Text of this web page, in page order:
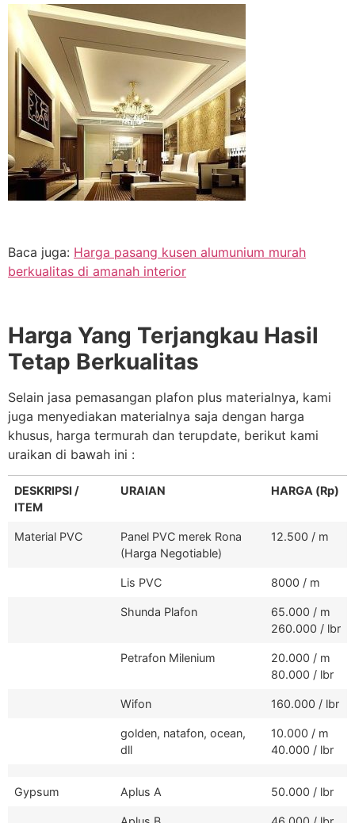
Baca juga: Harga pasang kusen alumunium murah
berkualitas di amanah interior
Harga Yang Terjangkau Hasil
Tetap Berkualitas
Selain jasa pemasangan plafon plus materialnya, kami
juga menyediakan materialnya saja dengan harga
khusus, harga termurah dan terupdate, berikut kami
uraikan di bawah ini :
DESKRIPSI /
ITEM
URAIAN HARGA (Rp)
Material PVC
Panel PVC merek Rona
(Harga Negotiable)
12.500 / m
Lis PVC 8000 / m
Shunda Plafon
65.000 / m
260.000 / lbr
Petrafon Milenium
20.000 / m
80.000 / lbr
Wifon 160.000 / lbr
golden, natafon, ocean,
dll
10.000 / m
40.000 / lbr
Gypsum Aplus A 50.000 / lbr